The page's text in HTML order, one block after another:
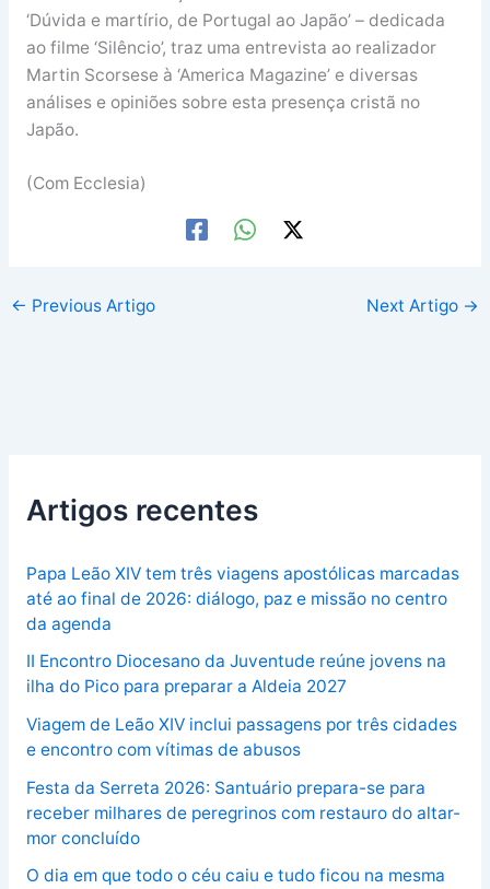
‘Dúvida e martírio, de Portugal ao Japão’ – dedicada
ao filme ‘Silêncio’, traz uma entrevista ao realizador
Martin Scorsese à ‘America Magazine’ e diversas
análises e opiniões sobre esta presença cristã no
Japão.
(Com Ecclesia)
← Previous Artigo Next Artigo →
Artigos recentes
Papa Leão XIV tem três viagens apostólicas marcadas
até ao final de 2026: diálogo, paz e missão no centro
da agenda
II Encontro Diocesano da Juventude reúne jovens na
ilha do Pico para preparar a Aldeia 2027
Viagem de Leão XIV inclui passagens por três cidades
e encontro com vítimas de abusos
Festa da Serreta 2026: Santuário prepara-se para
receber milhares de peregrinos com restauro do altar-
mor concluído
O dia em que todo o céu caiu e tudo ficou na mesma